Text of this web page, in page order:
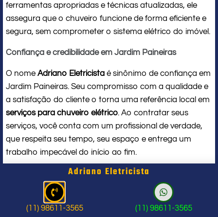
ferramentas apropriadas e técnicas atualizadas, ele
assegura que o chuveiro funcione de forma eficiente e
segura, sem comprometer o sistema elétrico do imóvel.
Confiança e credibilidade em Jardim Paineiras
O nome Adriano Eletricista é sinônimo de confiança em
Jardim Paineiras. Seu compromisso com a qualidade e
a satisfação do cliente o torna uma referência local em
serviços para chuveiro elétrico. Ao contratar seus
serviços, você conta com um profissional de verdade,
que respeita seu tempo, seu espaço e entrega um
trabalho impecável do início ao fim.
Problema com chuveiro: sinais que
indicam a hora de chamar um
profissional
Adriano Eletricista
(11) 98611-3565 (11) 98611-3565